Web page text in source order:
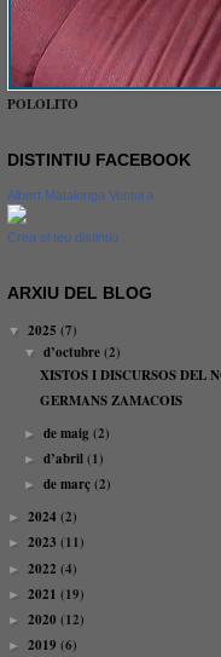
POLOLITO
DISTINTIU FACEBOOK
Albert Matalonga Ventura
Crea el teu distintiu
ARXIU DEL BLOG
▼ 2025 (7)
▼d’octubre(2)
XISTOS I DISCURSOS DEL
GERMANS ZAMACOIS
►de maig(2)
►d’abril(1)
►de març(2)
► 2024 (2)
► 2023 (11)
► 2022 (4)
► 2021 (19)
► 2020 (12)
► 2019 (6)